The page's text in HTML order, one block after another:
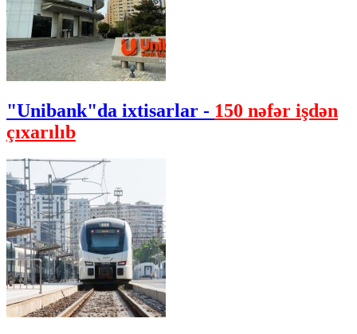
"Unibank"da ixtisarlar - 150 nəfər işdən
çıxarılıb